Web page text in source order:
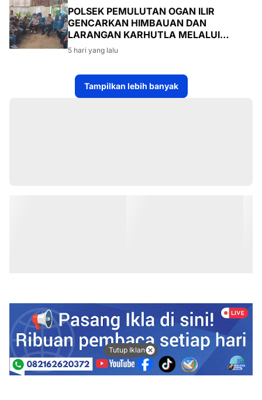
POLSEK PEMULUTAN OGAN ILIR
GENCARKAN HIMBAUAN DAN
LARANGAN KARHUTLA MELALUI
PROGRAM TSKD (TOURING SAMBANG
KE DESA-DESA
5 hari yang lalu
Tampilkan lebih banyak
Tutup Iklan